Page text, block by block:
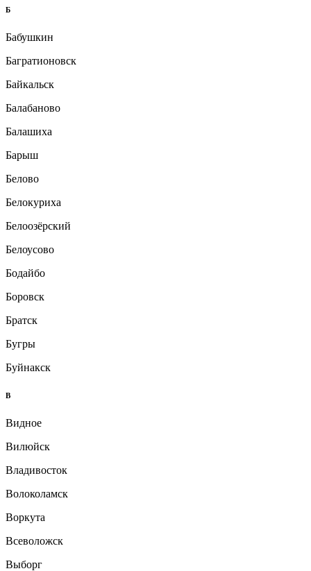
Б
Бабушкин
Багратионовск
Байкальск
Балабаново
Балашиха
Барыш
Белово
Белокуриха
Белоозёрский
Белоусово
Бодайбо
Боровск
Братск
Бугры
Буйнакск
В
Видное
Вилюйск
Владивосток
Волоколамск
Воркута
Всеволожск
Выборг